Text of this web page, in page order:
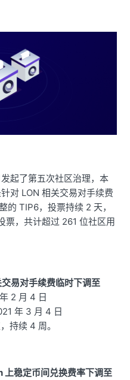
起了第五次社区治理，本
对 LON 相关交易对手续费
的 TIP6，投票持续 2 天，
票，共计超过 261 位社区用
易对手续费临时下调至
2 月 4 日
年 3 月 4 日
持续 4 周。
上稳定币间兑换费率下调至